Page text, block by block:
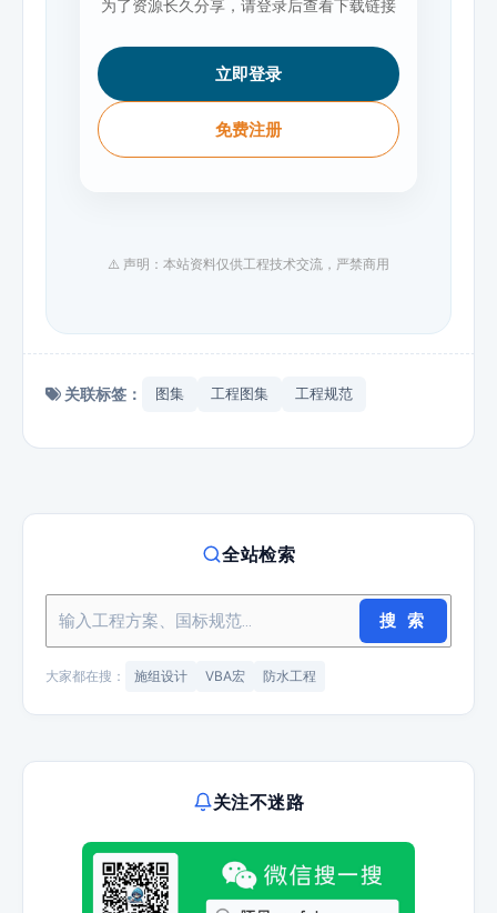
为了资源长久分享，请登录后查看下载链接
立即登录
免费注册
⚠️ 声明：本站资料仅供工程技术交流，严禁商用
关联标签： 图集 工程图集 工程规范
全站检索
搜 索
大家都在搜： 施组设计 VBA宏 防水工程
关注不迷路